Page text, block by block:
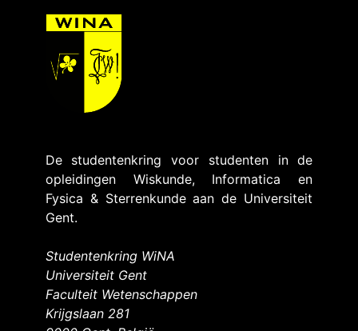
De studentenkring voor studenten in de
opleidingen Wiskunde, Informatica en
Fysica & Sterrenkunde aan de Universiteit
Gent.
Studentenkring WiNA
Universiteit Gent
Faculteit Wetenschappen
Krijgslaan 281